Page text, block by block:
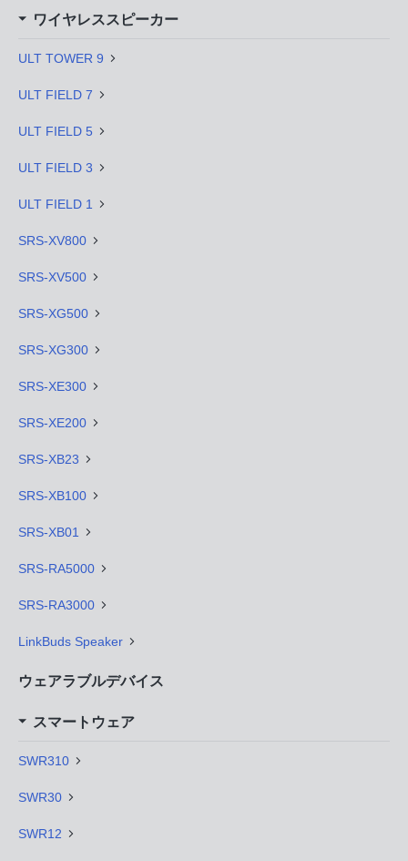
ワイヤレススピーカー
ULT TOWER 9
ULT FIELD 7
ULT FIELD 5
ULT FIELD 3
ULT FIELD 1
SRS-XV800
SRS-XV500
SRS-XG500
SRS-XG300
SRS-XE300
SRS-XE200
SRS-XB23
SRS-XB100
SRS-XB01
SRS-RA5000
SRS-RA3000
LinkBuds Speaker
ウェアラブルデバイス
スマートウェア
SWR310
SWR30
SWR12